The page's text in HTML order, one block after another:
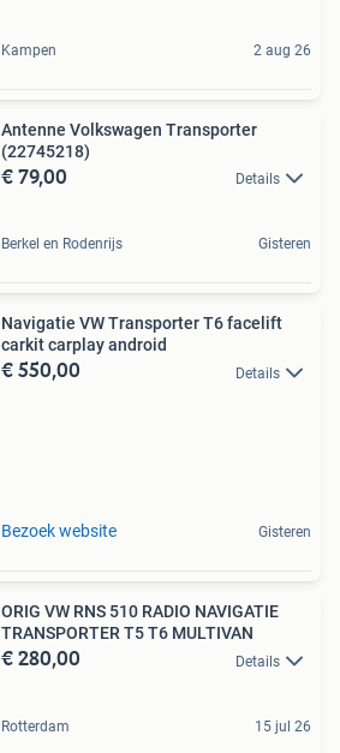
Kampen 2 aug 26
Antenne Volkswagen Transporter
(22745218)
€ 79,00 Details
Berkel en Rodenrijs Gisteren
Navigatie VW Transporter T6 facelift
carkit carplay android
€ 550,00 Details
Bezoek website Gisteren
ORIG VW RNS 510 RADIO NAVIGATIE
TRANSPORTER T5 T6 MULTIVAN
€ 280,00 Details
Rotterdam 15 jul 26